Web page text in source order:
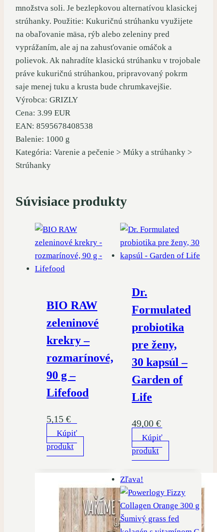
množstva soli. Je bezlepkovou alternatívou klasickej
strúhanky. Použitie: Kukuričnú strúhanku využijete
na obaľovanie mäsa, rýb alebo zeleniny pred
vyprážaním, ale aj na zahusťovanie omáčok a
polievok. Ak nahradíte klasickú strúhanku v trojobale
práve kukuričnú strúhankou, pripravovaný pokrm
saje menej tuku a krusta bude chrumkavejšie.
Výrobca: GRIZLY
Cena: 3.99 EUR
EAN: 8595678408538
Balenie: 1000 g
Kategória: Varenie a pečenie > Múky a strúhanky >
Strúhanky
Súvisiace produkty
BIO RAW
zeleninové
krekry –
rozmarínové,
90 g –
Lifefood
5,15 €
Kúpiť
produkt
Dr.
Formulated
probiotika
pre ženy,
30 kapsúl –
Garden of
Life
49,00 €
Kúpiť
produkt
Zľava!